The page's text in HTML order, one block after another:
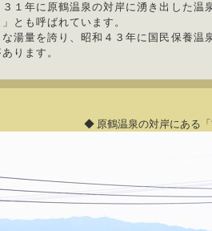
１年に原鶴温泉の対岸に湧き出した温
とも呼ばれています。
湯量を誇り、昭和４３年に国民保養温
ります。
◆ 原鶴温泉の対岸にある「